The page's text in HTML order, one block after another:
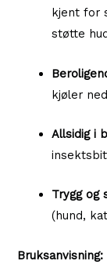
antall
kjent for
støtte
kjøler
Allsidig i
Trygg og
(hund,
Bruksanvisning: